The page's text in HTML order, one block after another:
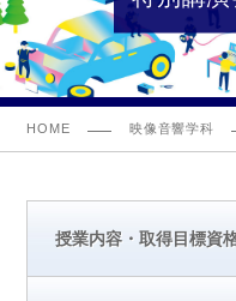
HOME 映像音響学科
授業内容・取得目標資